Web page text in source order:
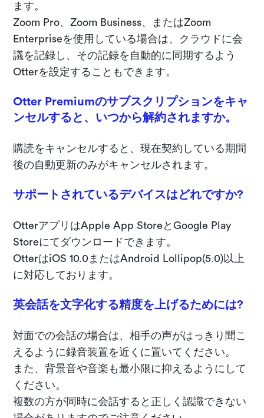
ます。
Zoom Pro、Zoom Business、またはZoom
Enterpriseを使用している場合は、クラウドに会
議を記録し、その記録を自動的に同期するよう
Otterを設定することもできます。
Otter Premiumのサブスクリプションをキャ
ンセルすると、いつから解約されますか。
購読をキャンセルすると、現在契約している期間
後の自動更新のみがキャンセルされます。
サポートされているデバイスはどれですか?
OtterアプリはApple App StoreとGoogle Play
Storeにてダウンロードできます。
OtterはiOS 10.0またはAndroid Lollipop(5.0)以上
に対応しております。
英会話を文字化する精度を上げるためには?
対面での会話の場合は、相手の声がはっきり聞こ
えるように録音装置を近くに置いてください。
また、背景音や音楽も最小限に抑えるようにして
ください。
複数の方が同時に会話すると正しく認識できない